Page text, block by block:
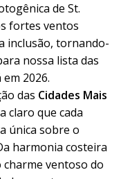
de St.
fortes ventos
inclusão, tornando-
nossa lista das
2026.
das Cidades Mais
claro que cada
única sobre o
harmonia costeira
ventoso do